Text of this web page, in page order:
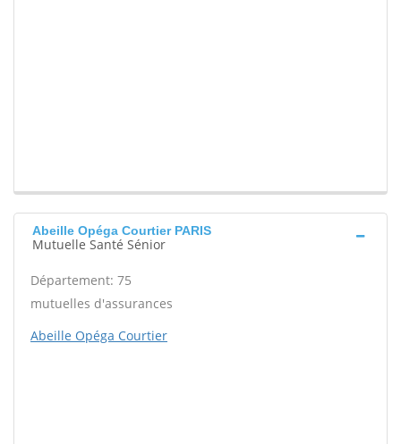
Abeille Opéga Courtier PARIS
Mutuelle Santé Sénior
Département: 75
mutuelles d'assurances
Abeille Opéga Courtier